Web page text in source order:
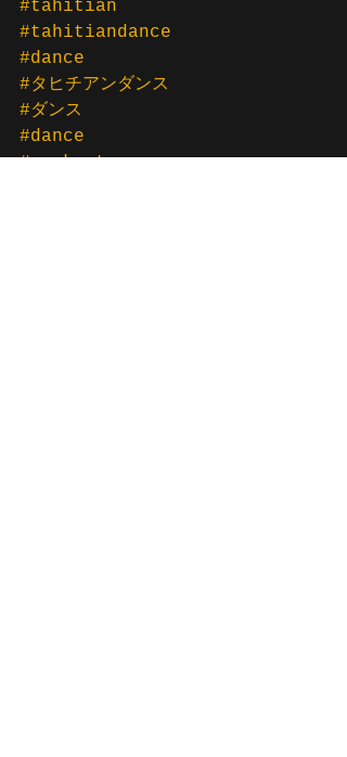
#tahitian
#tahitiandance
#dance
#タヒチアンダンス
#ダンス
#dance
#workout